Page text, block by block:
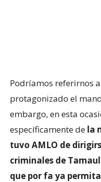
Podríamos referirnos
protagonizado el
embargo, en esta
específicamente de la
tuvo AMLO de
criminales de
que por fa ya